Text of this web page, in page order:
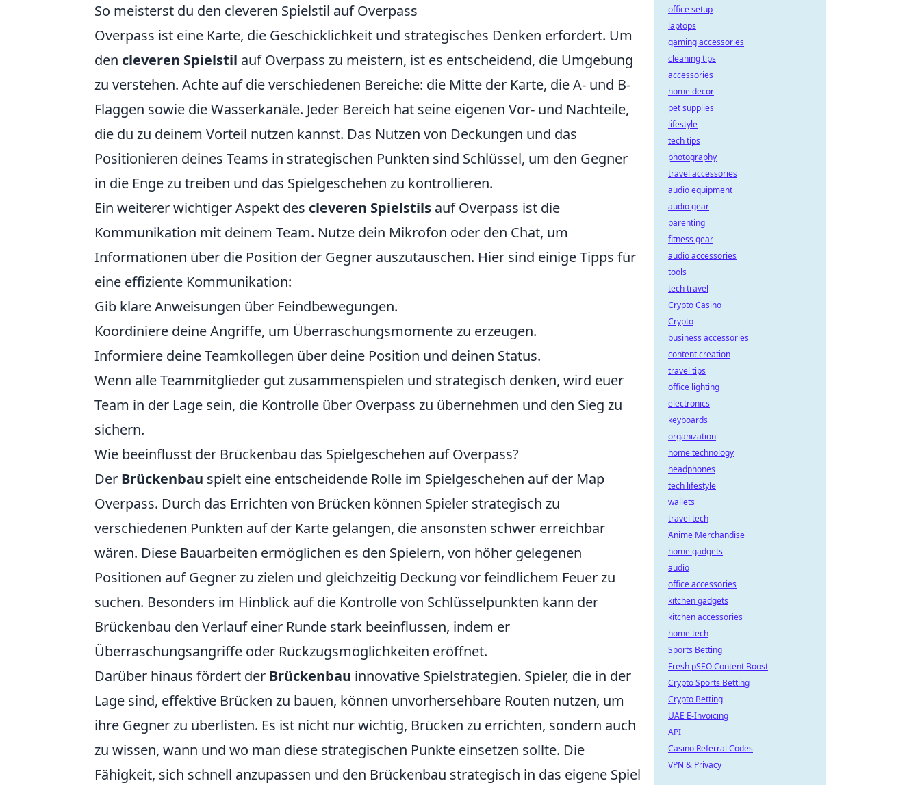
So meisterst du den cleveren Spielstil auf Overpass
Overpass ist eine Karte, die Geschicklichkeit und strategisches Denken erfordert. Um
den cleveren Spielstil auf Overpass zu meistern, ist es entscheidend, die Umgebung
zu verstehen. Achte auf die verschiedenen Bereiche: die Mitte der Karte, die A- und B-
Flaggen sowie die Wasserkanäle. Jeder Bereich hat seine eigenen Vor- und Nachteile,
die du zu deinem Vorteil nutzen kannst. Das Nutzen von Deckungen und das
Positionieren deines Teams in strategischen Punkten sind Schlüssel, um den Gegner
in die Enge zu treiben und das Spielgeschehen zu kontrollieren.
Ein weiterer wichtiger Aspekt des cleveren Spielstils auf Overpass ist die
Kommunikation mit deinem Team. Nutze dein Mikrofon oder den Chat, um
Informationen über die Position der Gegner auszutauschen. Hier sind einige Tipps für
eine effiziente Kommunikation:
Gib klare Anweisungen über Feindbewegungen.
Koordiniere deine Angriffe, um Überraschungsmomente zu erzeugen.
Informiere deine Teamkollegen über deine Position und deinen Status.
Wenn alle Teammitglieder gut zusammenspielen und strategisch denken, wird euer
Team in der Lage sein, die Kontrolle über Overpass zu übernehmen und den Sieg zu
sichern.
Wie beeinflusst der Brückenbau das Spielgeschehen auf Overpass?
Der Brückenbau spielt eine entscheidende Rolle im Spielgeschehen auf der Map
Overpass. Durch das Errichten von Brücken können Spieler strategisch zu
verschiedenen Punkten auf der Karte gelangen, die ansonsten schwer erreichbar
wären. Diese Bauarbeiten ermöglichen es den Spielern, von höher gelegenen
Positionen auf Gegner zu zielen und gleichzeitig Deckung vor feindlichem Feuer zu
suchen. Besonders im Hinblick auf die Kontrolle von Schlüsselpunkten kann der
Brückenbau den Verlauf einer Runde stark beeinflussen, indem er
Überraschungsangriffe oder Rückzugsmöglichkeiten eröffnet.
Darüber hinaus fördert der Brückenbau innovative Spielstrategien. Spieler, die in der
Lage sind, effektive Brücken zu bauen, können unvorhersehbare Routen nutzen, um
ihre Gegner zu überlisten. Es ist nicht nur wichtig, Brücken zu errichten, sondern auch
zu wissen, wann und wo man diese strategischen Punkte einsetzen sollte. Die
Fähigkeit, sich schnell anzupassen und den Brückenbau strategisch in das eigene Spiel
office setup
laptops
gaming accessories
cleaning tips
accessories
home decor
pet supplies
lifestyle
tech tips
photography
travel accessories
audio equipment
audio gear
parenting
fitness gear
audio accessories
tools
tech travel
Crypto Casino
Crypto
business accessories
content creation
travel tips
office lighting
electronics
keyboards
organization
home technology
headphones
tech lifestyle
wallets
travel tech
Anime Merchandise
home gadgets
audio
office accessories
kitchen gadgets
kitchen accessories
home tech
Sports Betting
Fresh pSEO Content Boost
Crypto Sports Betting
Crypto Betting
UAE E-Invoicing
API
Casino Referral Codes
VPN & Privacy